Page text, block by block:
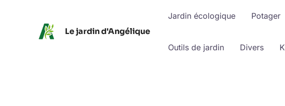
Le jardin d'Angélique
Jardin écologique Potager
Outils de jardin Divers